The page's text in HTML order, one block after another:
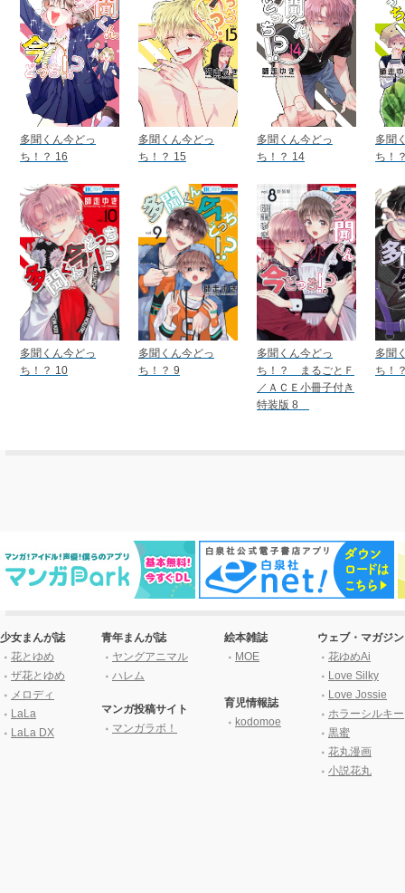
多聞くん今どっ
ち！？ 16
多聞くん今どっ
ち！？ 15
多聞くん今どっ
ち！？ 14
多聞
ち！
多聞くん今どっ
ち！？ 10
多聞くん今どっ
ち！？ 9
多聞くん今どっ
ち！？ まるごとＦ
／ＡＣＥ小冊子付き
特装版 8
多聞
ち！
少女まんが誌
花とゆめ
ザ花とゆめ
メロディ
LaLa
LaLa DX
青年まんが誌
ヤングアニマル
ハレム
マンガ投稿サイト
マンガラボ！
絵本雑誌
MOE
育児情報誌
kodomoe
ウェブ・マガジン
花ゆめAi
Love Silky
Love Jossie
ホラーシルキー
黒蜜
花丸漫画
小説花丸